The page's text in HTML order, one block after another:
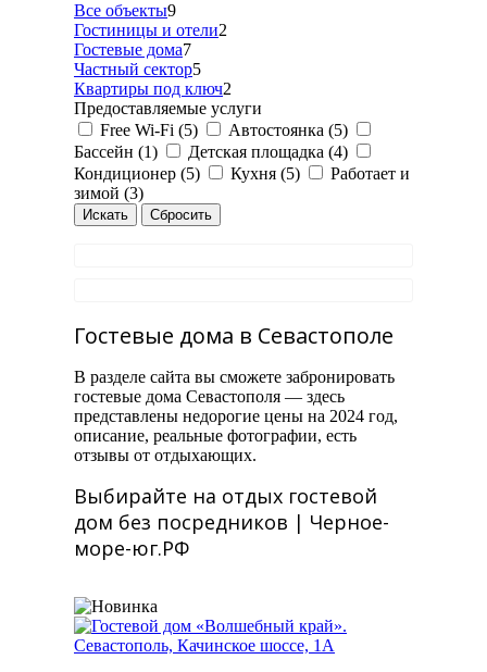
Все объекты9
Гостиницы и отели2
Гостевые дома7
Частный сектор5
Квартиры под ключ2
Предоставляемые услуги
Free Wi-Fi (5)
Автостоянка (5)
Бассейн (1)
Детская площадка (4)
Кондиционер (5)
Кухня (5)
Работает и
зимой (3)
Гостевые дома в Севастополе
В разделе сайта вы сможете забронировать
гостевые дома Севастополя — здесь
представлены недорогие цены на 2024 год,
описание, реальные фотографии, есть
отзывы от отдыхающих.
Выбирайте на отдых гостевой
дом без посредников | Черное-
море-юг.РФ